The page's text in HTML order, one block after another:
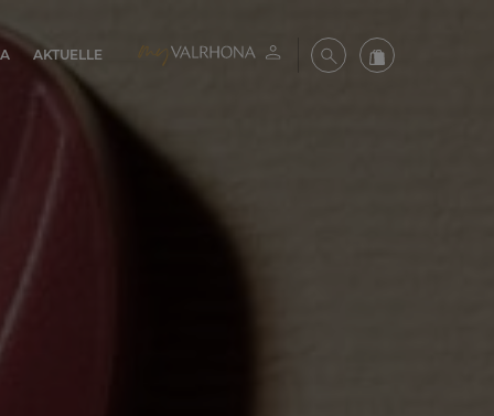
Mein konto SucheValrhona
AKTUELLE